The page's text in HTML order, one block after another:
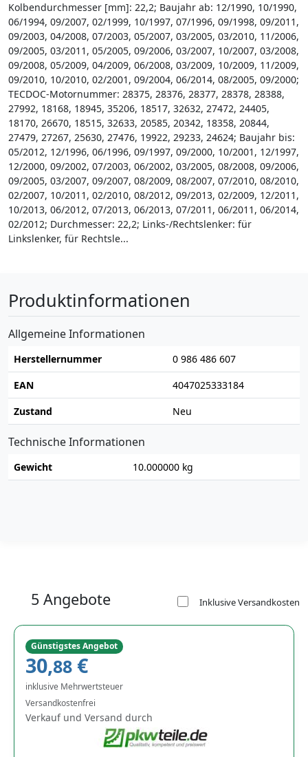
Kolbendurchmesser [mm]: 22,2; Baujahr ab: 12/1990, 10/1990,
06/1994, 09/2007, 02/1999, 10/1997, 07/1996, 09/1998, 09/2011,
09/2003, 04/2008, 07/2003, 05/2007, 03/2005, 03/2010, 11/2006,
09/2005, 03/2011, 05/2005, 09/2006, 03/2007, 10/2007, 03/2008,
09/2008, 05/2009, 04/2009, 06/2008, 03/2009, 10/2009, 11/2009,
09/2010, 10/2010, 02/2001, 09/2004, 06/2014, 08/2005, 09/2000;
TECDOC-Motornummer: 28375, 28376, 28377, 28378, 28388,
27992, 18168, 18945, 35206, 18517, 32632, 27472, 24405,
18170, 26670, 18515, 32633, 20585, 20342, 18358, 20844,
27479, 27267, 25630, 27476, 19922, 29233, 24624; Baujahr bis:
05/2012, 12/1996, 06/1996, 09/1997, 09/2000, 10/2001, 12/1997,
12/2000, 09/2002, 07/2003, 06/2002, 03/2005, 08/2008, 09/2006,
09/2005, 03/2007, 09/2007, 08/2009, 08/2007, 07/2010, 08/2010,
02/2007, 10/2011, 02/2010, 08/2012, 09/2013, 02/2009, 12/2011,
10/2013, 06/2012, 07/2013, 06/2013, 07/2011, 06/2011, 06/2014,
02/2012; Durchmesser: 22,2; Links-/Rechtslenker: für
Linkslenker, für Rechtsle...
Produktinformationen
Allgemeine Informationen
Herstellernummer
0 986 486 607
EAN
4047025333184
Zustand
Neu
Technische Informationen
Gewicht 10.000000 kg
5 Angebote Inklusive Versandkosten
Günstigstes Angebot
30,88 €
inklusive Mehrwertsteuer
Versandkostenfrei
Verkauf und Versand durch